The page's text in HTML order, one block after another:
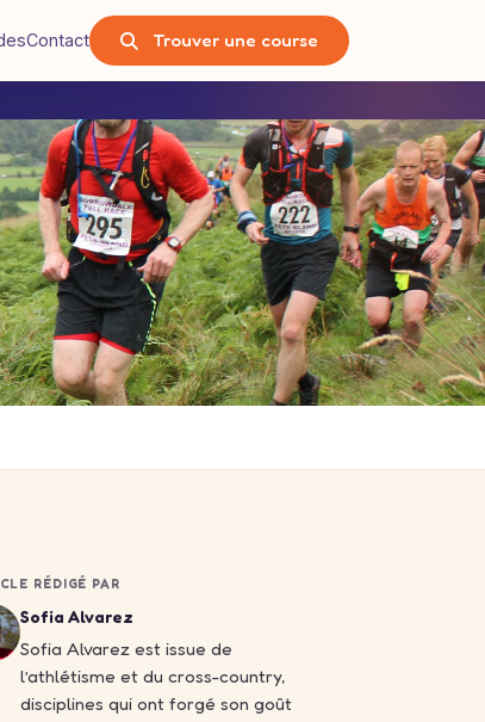
Contact Trouver une course
RÉDIGÉ PAR
Sofia Alvarez
Sofia Alvarez est issue de
l’athlétisme et du cross-country,
disciplines qui ont forgé son goût